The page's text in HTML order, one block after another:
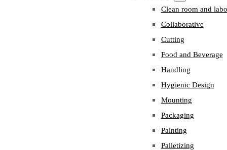
Clean room and
Collaborative
Cutting
Food and Beverage
Handling
Hygienic Design
Mounting
Packaging
Painting
Palletizing